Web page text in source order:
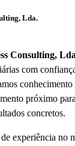
Lda.
Consulting, Lda
com
conhecimento
próximo
concretos.
experiência no